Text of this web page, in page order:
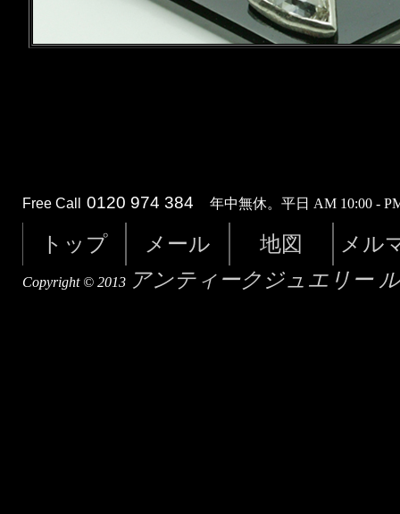
Free Call 0120 974 384 年中無休。平日 AM 10:00 -
トップ メール 地図 メル
Copyright © 2013 アンティークジュエリー